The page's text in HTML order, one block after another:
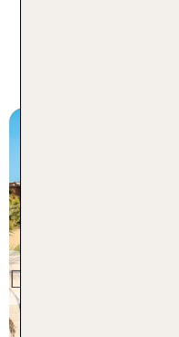
Previous